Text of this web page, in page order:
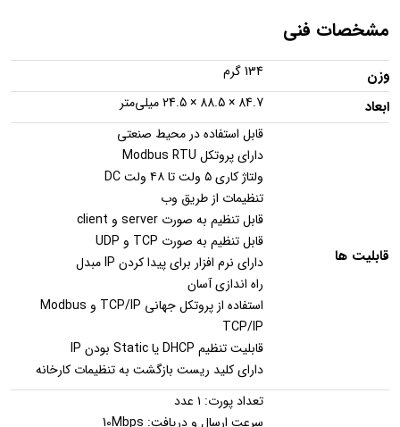
مشخصات فنی
وزن 134 گرم
ابعاد 84.7 × 88.5 × 24.5 میلی‌متر
قابلیت ها
قابل استفاده در محیط صنعتی
دارای پروتکل Modbus RTU
ولتاژ کاری ۵ ولت تا ۴۸ ولت DC
تنظیمات از طریق وب
قابل تنظیم به صورت server و client
قابل تنظیم به صورت TCP و UDP
دارای نرم افزار برای پیدا کردن IP مبدل
راه اندازی آسان
استفاده از پروتکل جهانی TCP/IP و Modbus
TCP/IP
قابلیت تنظیم DHCP یا Static بودن IP
دارای کلید ریست بازگشت به تنظیمات کارخانه
تعداد پورت: ۱ عدد
سرعت ارسال و دریافت: 10Mbps